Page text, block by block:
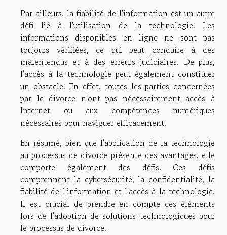
Par ailleurs, la fiabilité de l'information est un autre
défi lié à l'utilisation de la technologie. Les
informations disponibles en ligne ne sont pas
toujours vérifiées, ce qui peut conduire à des
malentendus et à des erreurs judiciaires. De plus,
l'accès à la technologie peut également constituer
un obstacle. En effet, toutes les parties concernées
par le divorce n'ont pas nécessairement accès à
Internet ou aux compétences numériques
nécessaires pour naviguer efficacement.
En résumé, bien que l'application de la technologie
au processus de divorce présente des avantages, elle
comporte également des défis. Ces défis
comprennent la cybersécurité, la confidentialité, la
fiabilité de l'information et l'accès à la technologie.
Il est crucial de prendre en compte ces éléments
lors de l'adoption de solutions technologiques pour
le processus de divorce.